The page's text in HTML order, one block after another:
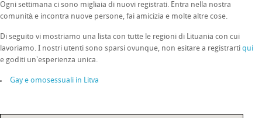
Ogni settimana ci sono migliaia di nuovi registrati. Entra nella nostra
comunità e incontra nuove persone, fai amicizia e molte altre cose.
Di seguito vi mostriamo una lista con tutte le regioni di Lituania con cui
lavoriamo. I nostri utenti sono sparsi ovunque, non esitare a registrarti qui
e goditi un'esperienza unica.
Gay e omosessuali in Litva